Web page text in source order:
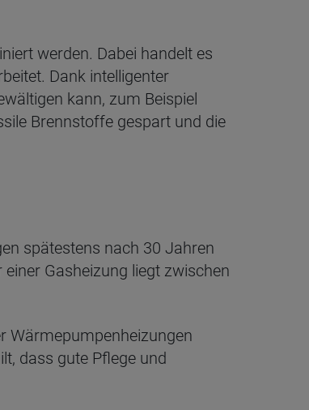
werden. Dabei handelt es
Dank intelligenter
kann, zum Beispiel
Brennstoffe gespart und die
spätestens nach 30 Jahren
Gasheizung liegt zwischen
Wärmepumpenheizungen
dass gute Pflege und